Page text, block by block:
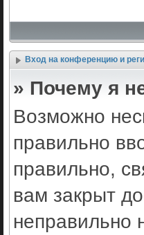
Вход на конференцию и
» Почему я
Возможно
правильно
правильно,
вам закрыт
неправильно